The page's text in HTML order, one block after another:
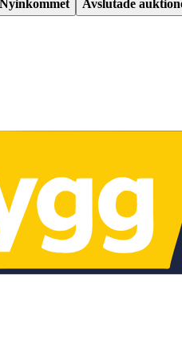
Nyinkommet Avslutade